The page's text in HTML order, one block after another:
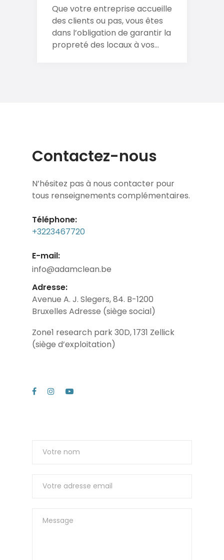
Que votre entreprise accueille
des clients ou pas, vous êtes
dans l’obligation de garantir la
propreté des locaux à vos...
Contactez-nous
N’hésitez pas à nous contacter pour
tous renseignements complémentaires.
Téléphone:
+3223467720
E-mail:
info@adamclean.be
Adresse:
Avenue A. J. Slegers, 84. B-1200
Bruxelles Adresse (siège social)
Zone1 research park 30D, 1731 Zellick
(siège d’exploitation)